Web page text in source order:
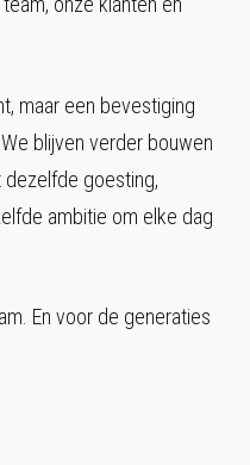
maar een bevestiging
blijven verder bouwen
dezelfde goesting,
ambitie om elke dag
En voor de generaties